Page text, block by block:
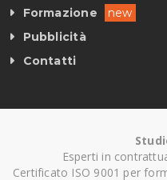
Formazione
new
Pubblicità
Contatti
Esperti in
Certificato ISO 9001 per